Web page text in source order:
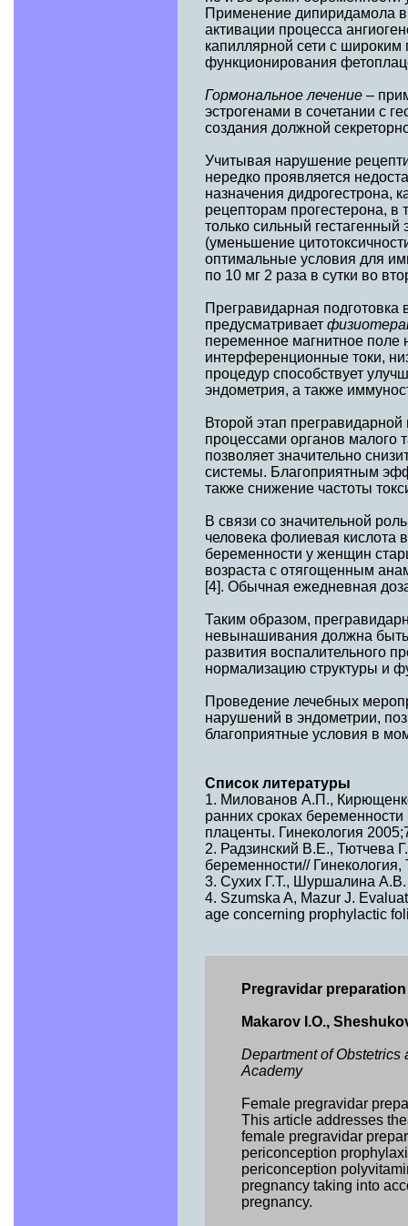
Применение дипиридамола в
активации процесса
капиллярной сети с
функционирования
Гормональное лечение –
эстрогенами в сочетании с
создания должной
Учитывая нарушение
нередко проявляется
назначения дидрогестрона,
рецепторам прогестерона,
только сильный
(уменьшение
оптимальные условия для
по 10 мг 2 раза в сутки во
Прегравидарная
предусматривает
переменное магнитное поле
интерференционные токи,
процедур способствует
эндометрия, а также
Второй этап
процессами органов малого
позволяет значительно
системы. Благоприятным
также снижение частоты
В связи со значительной
человека фолиевая кислота
беременности у женщин
возраста с отягощенным
[4]. Обычная ежедневная
Таким образом,
невынашивания должна быть
развития воспалительного
нормализацию структуры и
Проведение лечебных
нарушений в эндометрии,
благоприятные условия в
Список литературы
1. Милованов А.П.,
ранних сроках
плаценты. Гинекология
2. Радзинский В.Е., Тютчева
беременности//
3. Сухих Г.Т., Шуршалина А.В.
4. Szumska A, Mazur J.
age concerning prophylactic
Pregravidar preparation
Makarov I.O.,
Department of Obstetrics
Academy
Female pregravidar
This article addresses
female pregravidar
periconception
periconception
pregnancy taking into
pregnancy.